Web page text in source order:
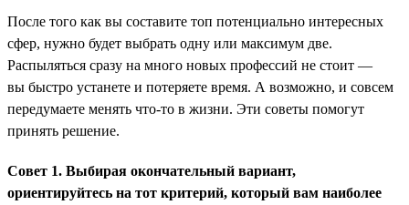
После того как вы составите топ потенциально интересных
сфер, нужно будет выбрать одну или максимум две.
Распыляться сразу на много новых профессий не стоит —
вы быстро устанете и потеряете время. А возможно, и совсем
передумаете менять что-то в жизни. Эти советы помогут
принять решение.
Совет 1. Выбирая окончательный вариант,
ориентируйтесь на тот критерий, который вам наиболее